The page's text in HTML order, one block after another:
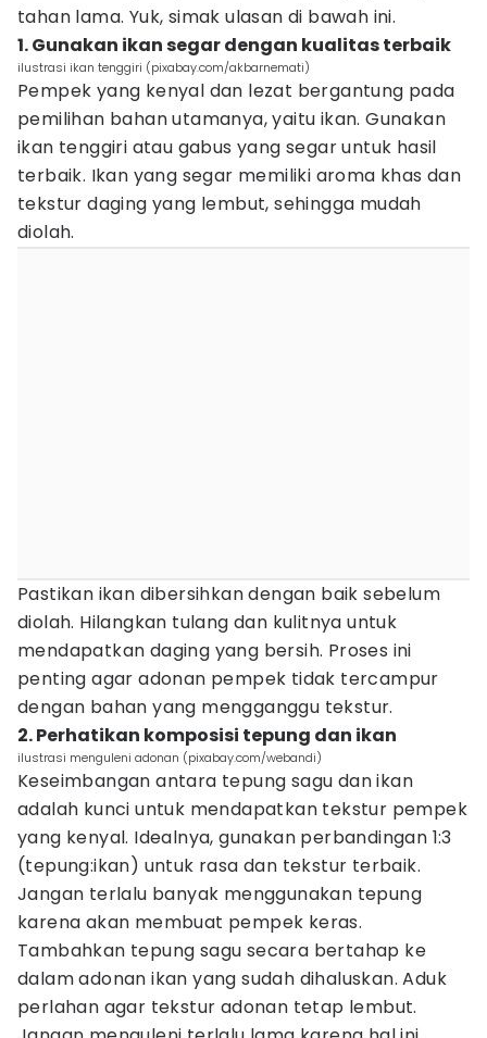
tahan lama. Yuk, simak ulasan di bawah ini.
1. Gunakan ikan segar dengan kualitas terbaik
ilustrasi ikan tenggiri (pixabay.com/akbarnemati)
Pempek yang kenyal dan lezat bergantung pada
pemilihan bahan utamanya, yaitu ikan. Gunakan
ikan tenggiri atau gabus yang segar untuk hasil
terbaik. Ikan yang segar memiliki aroma khas dan
tekstur daging yang lembut, sehingga mudah
diolah.
Pastikan ikan dibersihkan dengan baik sebelum
diolah. Hilangkan tulang dan kulitnya untuk
mendapatkan daging yang bersih. Proses ini
penting agar adonan pempek tidak tercampur
dengan bahan yang mengganggu tekstur.
2. Perhatikan komposisi tepung dan ikan
ilustrasi menguleni adonan (pixabay.com/webandi)
Keseimbangan antara tepung sagu dan ikan
adalah kunci untuk mendapatkan tekstur pempek
yang kenyal. Idealnya, gunakan perbandingan 1:3
(tepung:ikan) untuk rasa dan tekstur terbaik.
Jangan terlalu banyak menggunakan tepung
karena akan membuat pempek keras.
Tambahkan tepung sagu secara bertahap ke
dalam adonan ikan yang sudah dihaluskan. Aduk
perlahan agar tekstur adonan tetap lembut.